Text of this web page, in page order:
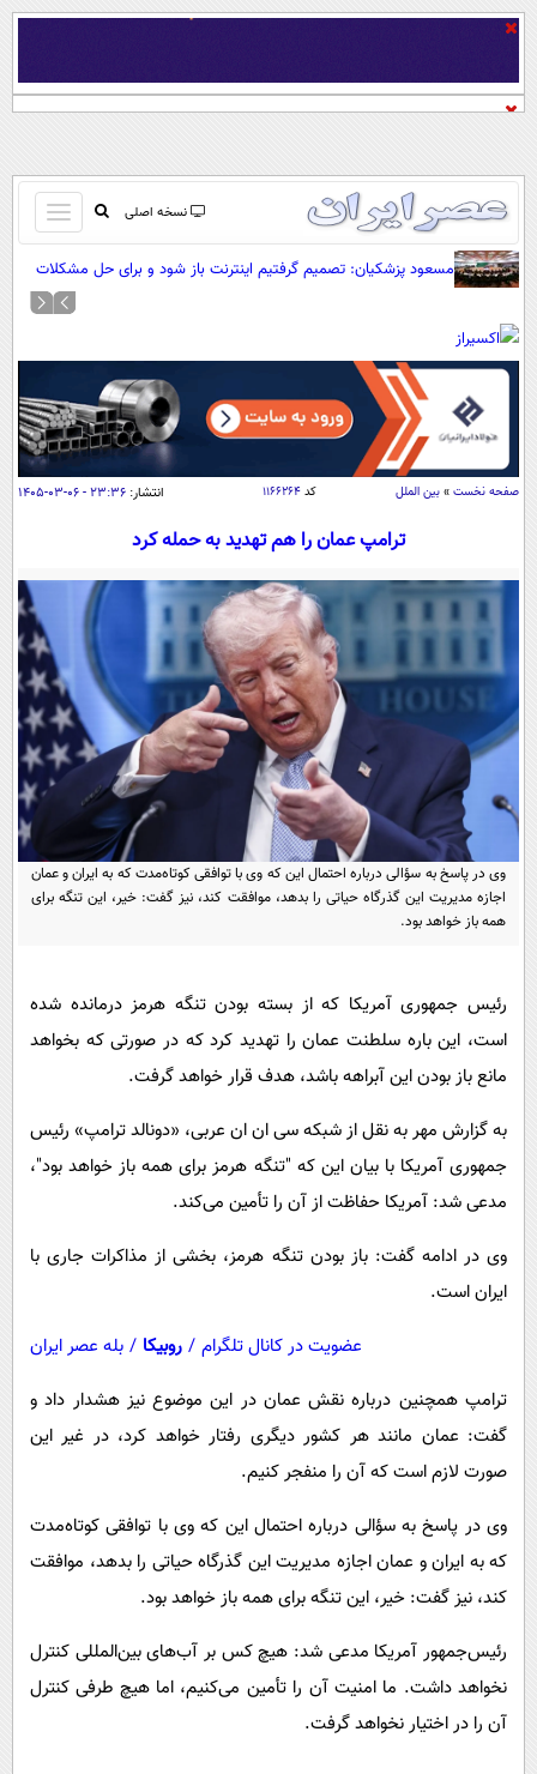
نسخه اصلی
باز
و
بسته
کردن
صفحه اول
جستجو
آب و هوا
پیوند ها
سیاسی
اقتصاد
اقتصادی
خودرو
جامعه
اجتماعی
حوادث
سلامت
یک برش دانایی
محیط زیست
سفر و تفریح
ورزشی
بین الملل
سیاست خارجی
فرهنگ و هنر
علم و دانش
فناوری و It
علمی
قرآن
گوناگون
سرگرمی
مجله تصویری سلاح
فیلم
ورزش
سیاست
سرگرمی
فناوری
گوناگون
حوادث
محیط زیست
فرهنگی
بین الملل
اجتماعی
حیات وحش
سیاست خارجی
خواندنی ها و دیدنی ها
داستان کوتاه
پیامک
روانشناسی
آشپزی
دانلود
آموزش زبان
مسعود پزشکیان: تصمیم گرفتیم اینترنت باز شود و برای حل مشکلات
صفحه نخست » بین الملل کد ۱۱۶۶۲۶۴ انتشار: ۲۳:۳۶ - ۰۶-۰۳-۱۴۰۵
ترامپ عمان را هم تهدید به حمله کرد
وی در پاسخ به سؤالی درباره احتمال این که وی با توافقی کوتاه‌مدت که به ایران و عمان
اجازه مدیریت این گذرگاه حیاتی را بدهد، موافقت کند، نیز گفت: خیر، این تنگه برای
همه باز خواهد بود.
رئیس جمهوری آمریکا که از بسته بودن تنگه هرمز درمانده شده
است، این باره سلطنت عمان را تهدید کرد که در صورتی که بخواهد
مانع باز بودن این آبراهه باشد، هدف قرار خواهد گرفت.
به گزارش مهر به نقل از شبکه سی ان ان عربی، «دونالد ترامپ» رئیس
جمهوری آمریکا با بیان این که "تنگه هرمز برای همه باز خواهد بود"،
مدعی شد: آمریکا حفاظت از آن را تأمین می‌کند.
وی در ادامه گفت: باز بودن تنگه هرمز، بخشی از مذاکرات جاری با
ایران است.
عضویت در کانال تلگرام / روبیکا / بله عصر ایران
ترامپ همچنین درباره نقش عمان در این موضوع نیز هشدار داد و
گفت: عمان مانند هر کشور دیگری رفتار خواهد کرد، در غیر این
صورت لازم است که آن را منفجر کنیم.
وی در پاسخ به سؤالی درباره احتمال این که وی با توافقی کوتاه‌مدت
که به ایران و عمان اجازه مدیریت این گذرگاه حیاتی را بدهد، موافقت
کند، نیز گفت: خیر، این تنگه برای همه باز خواهد بود.
رئیس‌جمهور آمریکا مدعی شد: هیچ کس بر آب‌های بین‌المللی کنترل
نخواهد داشت. ما امنیت آن را تأمین می‌کنیم، اما هیچ طرفی کنترل
آن را در اختیار نخواهد گرفت.